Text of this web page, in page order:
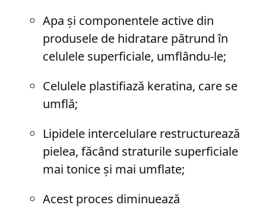
Apa și componentele active din
produsele de hidratare pătrund în
celulele superficiale, umflându-le;
Celulele plastifiază keratina, care se
umflă;
Lipidele intercelulare restructurează
pielea, făcând straturile superficiale
mai tonice și mai umflate;
Acest proces diminuează